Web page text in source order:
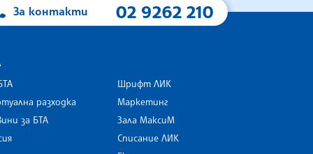
За контакти 02 9262 210
разходка
за БТА
Шрифт ЛИК
Маркетинг
Зала МаксиМ
Списание ЛИК